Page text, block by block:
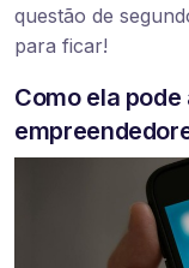
questão de
para ficar!
Como ela